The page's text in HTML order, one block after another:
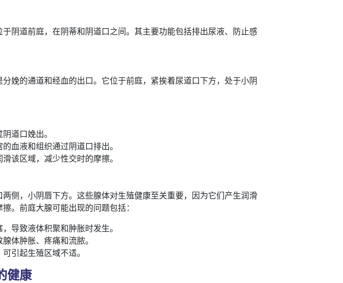
阴道前庭，在阴蒂和阴道口之间。其主要功能包括排出尿液、防止感
娩的通道和经血的出口。它位于前庭，紧挨着尿道口下方，处于小阴
道口娩出。
血液和组织通过阴道口排出。
该区域，减少性交时的摩擦。
侧，小阴唇下方。这些腺体对生殖健康至关重要，因为它们产生润滑
。前庭大腺可能出现的问题包括：
导致液体积聚和肿胀时发生。
体肿胀、疼痛和流脓。
引起生殖区域不适。
健康